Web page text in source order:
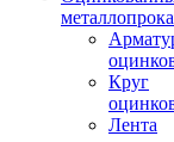
Круг
Лента